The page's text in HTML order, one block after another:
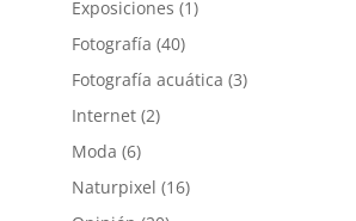
Exposiciones (1)
Fotografía (40)
Fotografía acuática (3)
Internet(2)
Moda (6)
Naturpixel (16)